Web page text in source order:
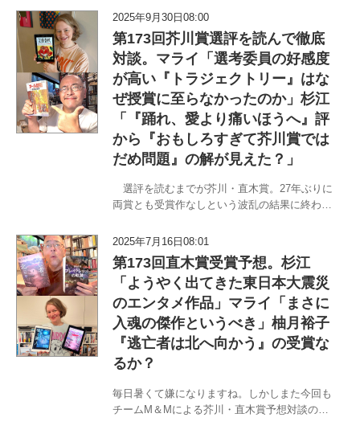
る選評を精読して次回に備えなければ、という
ことで、9月8日に行われた対談の模様をお伝え
いたします。「職業はドイ…
2025年9月30日08:00
第173回芥川賞選評を読んで徹底
対談。マライ「選考委員の好感度
が高い『トラジェクトリー』はな
ぜ授賞に至らなかったのか」杉江
「『踊れ、愛より痛いほうへ』評
から『おもしろすぎて芥川賞では
だめ問題』の解が見えた？」
選評を読むまでが芥川・直木賞。27年ぶりに
両賞とも受賞作なしという波乱の結果に終わっ
掲載される選評をいつも以上に真面目に読まね
ば、ということで、9月8日に行われた対談の模
様をお伝えいたします。い…
2025年7月16日08:01
第173回直木賞受賞予想。杉江
「ようやく出てきた東日本大震災
のエンタメ作品」マライ「まさに
入魂の傑作というべき」柚月裕子
『逃亡者は北へ向かう』の受賞な
るか？
毎日暑くて嫌になりますね。しかしまた今回も
チームM＆Mによる芥川・直木賞予想対談の時